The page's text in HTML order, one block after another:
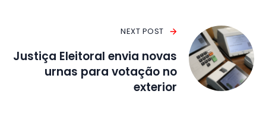
NEXT POST
Justiça Eleitoral envia novas
urnas para votação no
exterior